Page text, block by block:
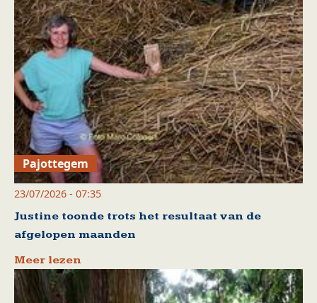
Pajottegem
23/07/2026 - 07:35
Justine toonde trots het resultaat van de
afgelopen maanden
Meer lezen